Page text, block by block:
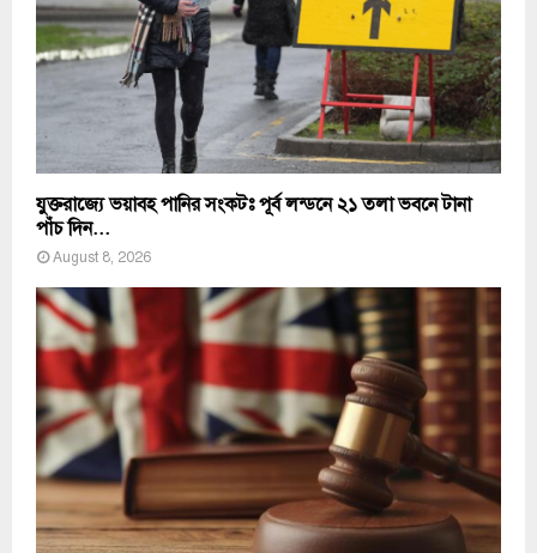
যুক্তরাজ্যে ভয়াবহ পানির সংকটঃ পূর্ব লন্ডনে ২১ তলা ভবনে টানা
পাঁচ দিন...
August 8, 2026